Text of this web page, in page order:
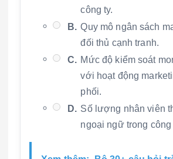
công ty.
B. Quy mô ngân sách
đối thủ cạnh tranh.
C. Mức độ kiểm soát
với hoạt động
phối.
D. Số lượng nhân viên
ngoại ngữ trong công